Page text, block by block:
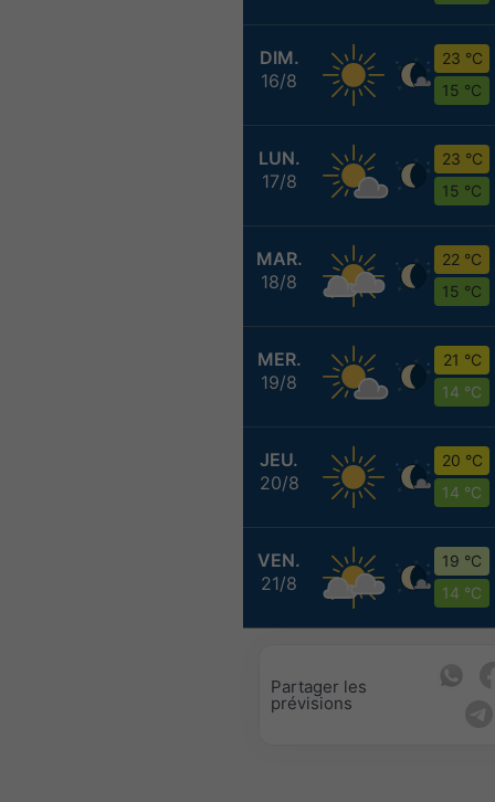
DIM.
16/8
23 °C
15 °C
LUN.
17/8
23 °C
15 °C
MAR.
18/8
22 °C
15 °C
MER.
19/8
21 °C
14 °C
JEU.
20/8
20 °C
14 °C
VEN.
21/8
19 °C
14 °C
Partager les
prévisions